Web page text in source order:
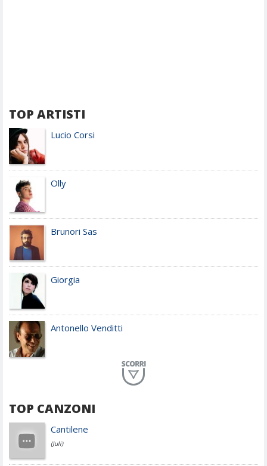
TOP ARTISTI
Lucio Corsi
Olly
Brunori Sas
Giorgia
Antonello Venditti
Achille Lauro
TOP CANZONI
Cantilene
(Juli)